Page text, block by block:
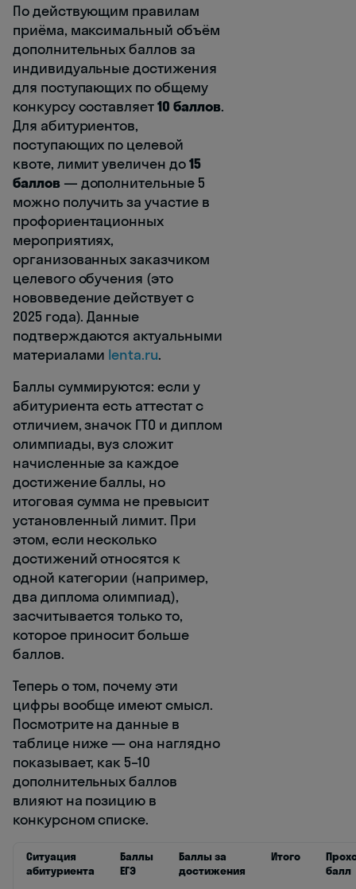
По действующим правилам
приёма, максимальный объём
дополнительных баллов за
индивидуальные достижения
для поступающих по общему
конкурсу составляет10 баллов.
Для абитуриентов,
поступающих по целевой
квоте, лимит увеличен до15
баллов— дополнительные 5
можно получить за участие в
профориентационных
мероприятиях,
организованных заказчиком
целевого обучения (это
нововведение действует с
2025 года). Данные
подтверждаются актуальными
материалами lenta.ru.
Баллы суммируются: если у
абитуриента есть аттестат с
отличием, значок ГТО и диплом
олимпиады, вуз сложит
начисленные за каждое
достижение баллы, но
итоговая сумма не превысит
установленный лимит. При
этом, если несколько
достижений относятся к
одной категории (например,
два диплома олимпиад),
засчитывается только то,
которое приносит больше
баллов.
Теперь о том, почему эти
цифры вообще имеют смысл.
Посмотрите на данные в
таблице ниже — она наглядно
показывает, как 5–10
дополнительных баллов
влияют на позицию в
конкурсном списке.
Ситуация
абитуриента
Баллы
ЕГЭ
Баллы за
достижения
Итого
балл